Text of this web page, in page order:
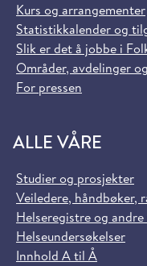
Kurs og arrangementer
Statistikkalender og
Slik er det å jobbe i
Områder, avdelinger
For pressen
ALLE VÅRE
Studier og prosjekter
Veiledere, håndbøker,
Helseregistre og
Helseundersøkelser
Innhold A til Å